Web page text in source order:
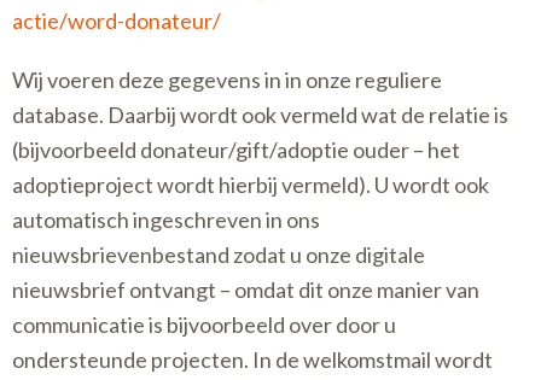
actie/word-donateur/
Wij voeren deze gegevens in in onze reguliere
database. Daarbij wordt ook vermeld wat de relatie is
(bijvoorbeeld donateur/gift/adoptie ouder – het
adoptieproject wordt hierbij vermeld). U wordt ook
automatisch ingeschreven in ons
nieuwsbrievenbestand zodat u onze digitale
nieuwsbrief ontvangt – omdat dit onze manier van
communicatie is bijvoorbeeld over door u
ondersteunde projecten. In de welkomstmail wordt